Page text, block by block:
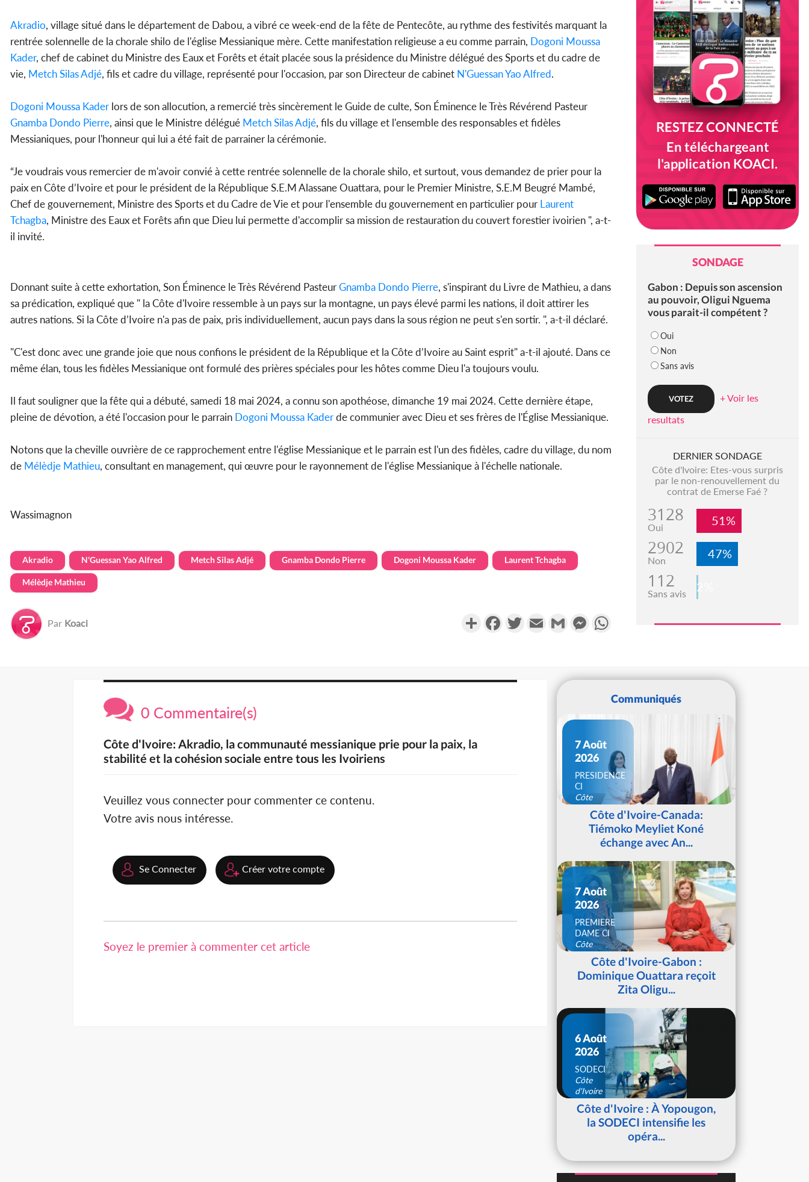
Akradio, village situé dans le département de Dabou, a vibré ce week-end de la fête de Pentecôte, au rythme des festivités marquant la
rentrée solennelle de la chorale shilo de l'église Messianique mère. Cette manifestation religieuse a eu comme parrain, Dogoni Moussa
Kader, chef de cabinet du Ministre des Eaux et Forêts et était placée sous la présidence du Ministre délégué des Sports et du cadre de
vie, Metch Silas Adjé, fils et cadre du village, représenté pour l'occasion, par son Directeur de cabinet N'Guessan Yao Alfred.
Dogoni Moussa Kader lors de son allocution, a remercié très sincèrement le Guide de culte, Son Éminence le Très Révérend Pasteur
Gnamba Dondo Pierre, ainsi que le Ministre délégué Metch Silas Adjé, fils du village et l'ensemble des responsables et fidèles
Messianiques, pour l'honneur qui lui a été fait de parrainer la cérémonie.
“Je voudrais vous remercier de m'avoir convié à cette rentrée solennelle de la chorale shilo, et surtout, vous demandez de prier pour la
paix en Côte d’Ivoire et pour le président de la République S.E.M Alassane Ouattara, pour le Premier Ministre, S.E.M Beugré Mambé,
Chef de gouvernement, Ministre des Sports et du Cadre de Vie et pour l'ensemble du gouvernement en particulier pour Laurent
Tchagba, Ministre des Eaux et Forêts afin que Dieu lui permette d'accomplir sa mission de restauration du couvert forestier ivoirien ", a-t-
il invité.
Donnant suite à cette exhortation, Son Éminence le Très Révérend PasteurGnamba Dondo Pierre, s'inspirant du Livre de Mathieu, a dans
sa prédication, expliqué que " la Côte d'Ivoire ressemble à un pays sur la montagne, un pays élevé parmi les nations, il doit attirer les
autres nations. Si la Côte d’Ivoire n'a pas de paix, pris individuellement, aucun pays dans la sous région ne peut s'en sortir. ", a-t-il déclaré.
"C'est donc avec une grande joie que nous confions le président de la République et la Côte d’Ivoire au Saint esprit" a-t-il ajouté. Dans ce
même élan, tous les fidèles Messianique ont formulé des prières spéciales pour les hôtes comme Dieu l'a toujours voulu.
Il faut souligner que la fête qui a débuté, samedi 18 mai 2024, a connu son apothéose, dimanche 19 mai 2024. Cette dernière étape,
pleine de dévotion, a été l'occasion pour le parrain Dogoni Moussa Kaderde communier avec Dieu et ses frères de l'Église Messianique.
Notons que la cheville ouvrière de ce rapprochement entre l'église Messianique et le parrain est l'un des fidèles, cadre du village, du nom
de Mélèdje Mathieu, consultant en management, qui œuvre pour le rayonnement de l'église Messianique à l'échelle nationale.
Wassimagnon
Akradio N'Guessan Yao Alfred Metch Silas Adjé Gnamba Dondo Pierre Dogoni Moussa Kader Laurent Tchagba
Mélèdje Mathieu
Par Koaci PartagerFacebookTwitterEmail Gmail Messenger
RESTEZ CONNECTÉ
En téléchargeant
l'application KOACI.
SONDAGE
Gabon : Depuis son ascension
au pouvoir, Oligui Nguema
vous parait-il compétent ?
Oui
Non
Sans avis
+ Voir les
resultats
DERNIER SONDAGE
Côte d'Ivoire: Etes-vous surpris
par le non-renouvellement du
contrat de Emerse Faé ?
3128
Oui 51%
2902
Non 47%
112
Sans avis 2%
0 Commentaire(s)
Côte d'Ivoire: Akradio, la communauté messianique prie pour la paix, la
stabilité et la cohésion sociale entre tous les Ivoiriens
Veuillez vous connecter pour commenter ce contenu.
Votre avis nous intéresse.
Se Connecter Créer votre compte
Soyez le premier à commenter cet article
Communiqués
7 Août
2026
PRESIDENCE
CI
Côte
d'IvoireCôte d'Ivoire-Canada:
Tiémoko Meyliet Koné
échange avec An...
7 Août
2026
PREMIERE
DAME CI
Côte
d'IvoireCôte d'Ivoire-Gabon :
Dominique Ouattara reçoit
Zita Oligu...
6 Août
2026
SODECI
Côte
d'Ivoire
Côte d'Ivoire : À Yopougon,
la SODECI intensifie les
opéra...